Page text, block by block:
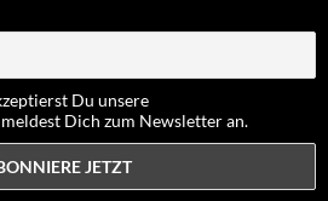
Du unsere
Dich zum Newsletter an.